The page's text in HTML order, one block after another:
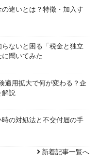
違いとは？特徴・加入す
ないと困る「税金と独立
聞いてみた
適用拡大で何が変わる？企
解説
の対処法と不交付届の手
新着記事一覧へ